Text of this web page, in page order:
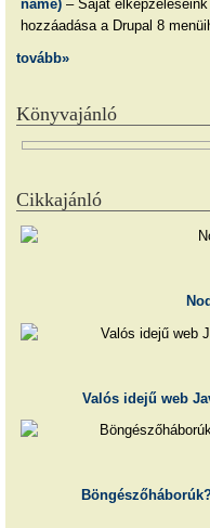
name)– Saját
hozzáadása a Drupal 8
tovább»
Könyvajánló
Cikkajánló
Valós idejű web